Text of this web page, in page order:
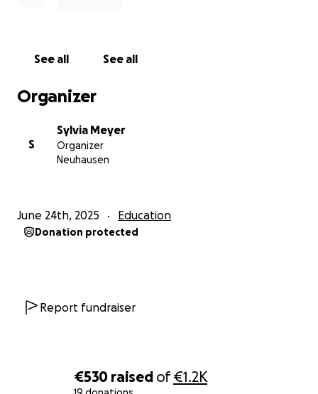
€530 raised of€1.2K
See all See all
Organizer
S
Sylvia Meyer
Organizer
Neuhausen
June 24th, 2025 Education
Donation protected
Report fundraiser